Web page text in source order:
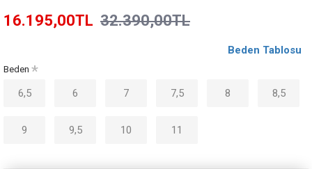
16.195,00TL 32.390,00TL
Beden
6,5 6 7 7,5 8 8,5
9 9,5 10 11
Beden Tablosu